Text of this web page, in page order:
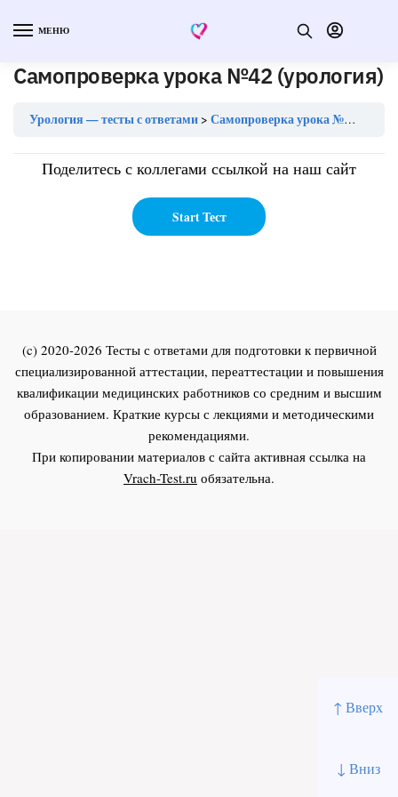
↑ Вверх
↓ Вниз
МЕНЮ
Самопроверка урока №42 (урология)
Урология — тесты с ответами Самопроверка урока №42 (урология)
Поделитесь с коллегами ссылкой на наш сайт
(c) 2020-2026 Тесты с ответами для подготовки к первичной
специализированной аттестации, переаттестации и повышения
квалификации медицинских работников со средним и высшим
образованием. Краткие курсы с лекциями и методическими
рекомендациями.
При копировании материалов с сайта активная ссылка на
Vrach-Test.ru обязательна.